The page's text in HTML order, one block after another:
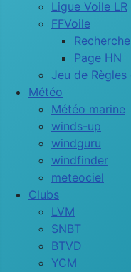
Ligue Voile LR
FFVoile
Page HN
Jeu de
Météo
Météo marine
winds-up
windguru
windfinder
meteociel
Clubs
LVM
SNBT
BTVD
YCM